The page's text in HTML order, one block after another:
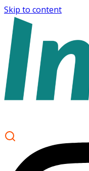
Skip to content